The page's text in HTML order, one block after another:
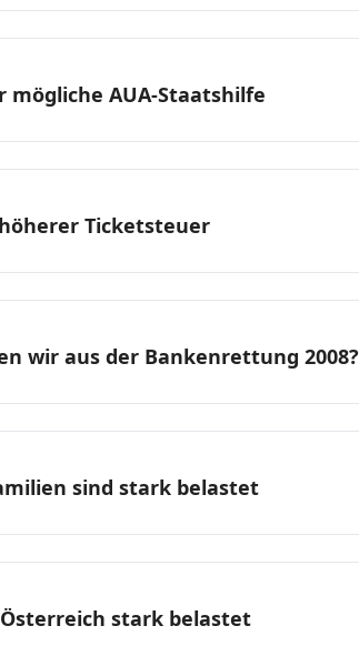
AUA-Staatshilfe
Ticketsteuer
wir aus der Bankenrettung 2008?
sind stark belastet
stark belastet